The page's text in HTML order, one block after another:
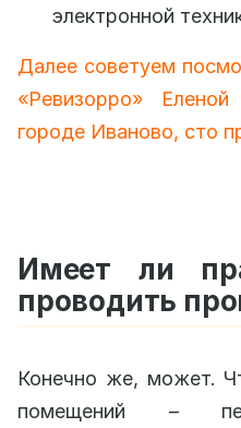
электронной
Далее советуем
«Ревизорро»
городе Иваново, сто
Имеет ли
проводить
Конечно же, может.
помещений –